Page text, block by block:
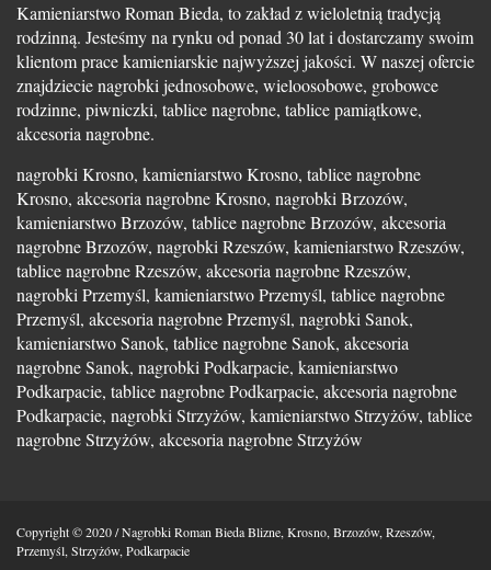
Kamieniarstwo Roman Bieda, to zakład z wieloletnią tradycją
rodzinną. Jesteśmy na rynku od ponad 30 lat i dostarczamy swoim
klientom prace kamieniarskie najwyższej jakości. W naszej ofercie
znajdziecie nagrobki jednosobowe, wieloosobowe, grobowce
rodzinne, piwniczki, tablice nagrobne, tablice pamiątkowe,
akcesoria nagrobne.
nagrobki Krosno, kamieniarstwo Krosno, tablice nagrobne
Krosno, akcesoria nagrobne Krosno, nagrobki Brzozów,
kamieniarstwo Brzozów, tablice nagrobne Brzozów, akcesoria
nagrobne Brzozów, nagrobki Rzeszów, kamieniarstwo Rzeszów,
tablice nagrobne Rzeszów, akcesoria nagrobne Rzeszów,
nagrobki Przemyśl, kamieniarstwo Przemyśl, tablice nagrobne
Przemyśl, akcesoria nagrobne Przemyśl, nagrobki Sanok,
kamieniarstwo Sanok, tablice nagrobne Sanok, akcesoria
nagrobne Sanok, nagrobki Podkarpacie, kamieniarstwo
Podkarpacie, tablice nagrobne Podkarpacie, akcesoria nagrobne
Podkarpacie, nagrobki Strzyżów, kamieniarstwo Strzyżów, tablice
nagrobne Strzyżów, akcesoria nagrobne Strzyżów
Copyright © 2020 / Nagrobki Roman Bieda Blizne, Krosno, Brzozów, Rzeszów,
Przemyśl, Strzyżów, Podkarpacie